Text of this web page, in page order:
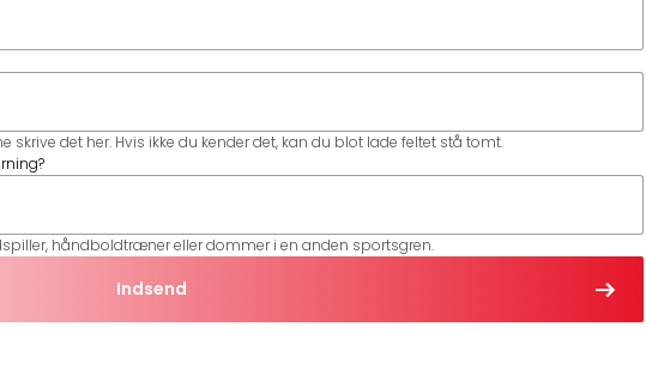
skrive det her. Hvis ikke du kender det, kan du blot lade feltet stå tomt.
håndboldtræner eller dommer i en anden sportsgren.
Indsend